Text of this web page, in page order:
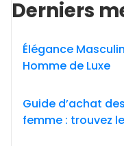
Derniers
Élégance
Homme de Luxe
Guide d’achat
femme : trouvez